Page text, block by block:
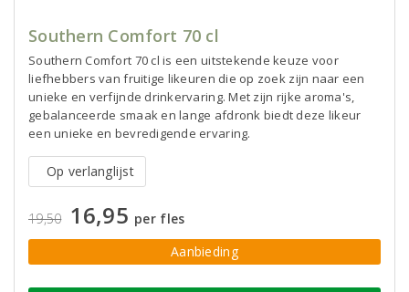
Southern Comfort 70 cl
Southern Comfort 70 cl is een uitstekende keuze voor
liefhebbers van fruitige likeuren die op zoek zijn naar een
unieke en verfijnde drinkervaring. Met zijn rijke aroma's,
gebalanceerde smaak en lange afdronk biedt deze likeur
een unieke en bevredigende ervaring.
Op verlanglijst
19,50 16,95 per fles
Aanbieding